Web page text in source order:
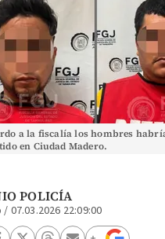
a la fiscalía los hombres
en Ciudad Madero.
POLICÍA
/ 07.03.2026 22:09:00